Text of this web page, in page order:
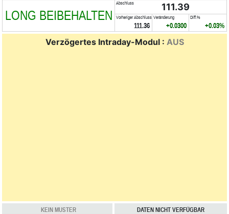
LONG BEIBEHALTEN
Abschluss 111.39
Vorheriger Abschluss
111.36
Veränderung
+0.0300
Diff.%
+0.03%
Verzögertes Intraday-Modul : AUS
KEIN MUSTER DATEN NICHT VERFÜGBAR